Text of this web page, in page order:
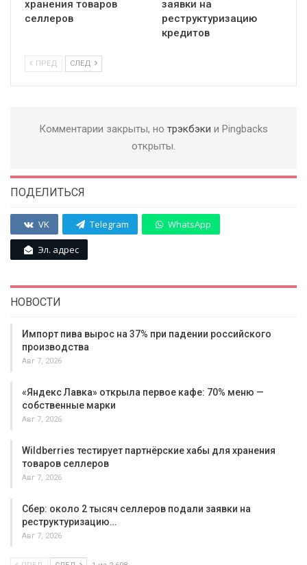
хранения товаров
селлеров
заявки на
реструктуризацию
кредитов
ПРЕД СЛЕД
Комментарии закрыты, но трэкбэки и Pingbacks
открыты.
ПОДЕЛИТЬСЯ
VK Telegram WhatsApp
Эл. адрес
НОВОСТИ
Импорт пива вырос на 37% при падении российского
производства
Авг 7, 2026
«Яндекс Лавка» открыла первое кафе: 70% меню —
собственные марки
Авг 7, 2026
Wildberries тестирует партнёрские хабы для хранения
товаров селлеров
Авг 7, 2026
Сбер: около 2 тысяч селлеров подали заявки на
реструктуризацию…
Авг 7, 2026